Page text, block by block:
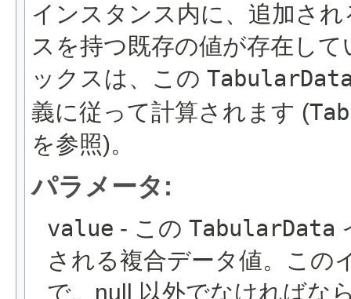
インスタンス内に、追加さ
スを持つ既存の値が存在し
ックスは、この
義に従って計算されます (
を参照)。
パラメータ:
value - この TabularData
される複合データ値。この
で、null 以外でなければな